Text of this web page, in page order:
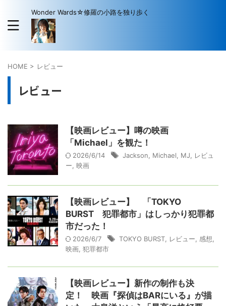
Wonder Wards☆修羅の小路を独り歩く
HOME > レビュー
レビュー
【映画レビュー】噂の映画
「Michael」を観た！
2026/6/14 Jackson Michael MJ
レビュ
ー 映画
【映画レビュー】 「TOKYO
BURST 犯罪都市」はしっかり犯罪都
市だった！
2026/6/7 TOKYO BURST レビュー 感想
映画 犯罪都市
【映画レビュー】新作の制作も決
定！ 映画『探偵はBARにいる』が描